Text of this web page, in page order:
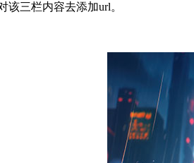
该三栏内容去添加url。